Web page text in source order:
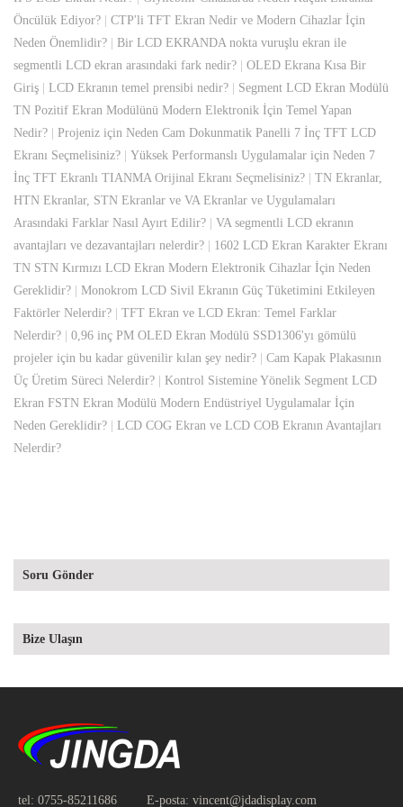
Öncülük Ediyor? | CTP'li TFT Ekran Nedir ve Modern Cihazlar İçin
Neden Önemlidir? | Bir LCD EKRANDA nokta vuruşlu ekran ile
segmentli LCD ekran arasındaki fark nedir? | OLED Ekrana Kısa Bir
Giriş | LCD Ekranın temel prensibi nedir? | Segment LCD Ekran Modülü
TN Pozitif Ekran Modülünü Modern Elektronik İçin Temel Yapan
Nedir? | Projeniz için Neden Cam Dokunmatik Panelli 7 İnç TFT LCD
Ekranı Seçmelisiniz? | Yüksek Performanslı Uygulamalar için Neden 7
İnç TFT Ekranlı TIANMA Orijinal Ekranı Seçmelisiniz? | TN Ekranlar,
HTN Ekranlar, STN Ekranlar ve VA Ekranlar ve Uygulamaları
Arasındaki Farklar Nasıl Ayırt Edilir? | VA segmentli LCD ekranın
avantajları ve dezavantajları nelerdir? | 1602 LCD Ekran Karakter Ekranı
TN STN Kırmızı LCD Ekran Modern Elektronik Cihazlar İçin Neden
Gereklidir? | Monokrom LCD Sivil Ekranın Güç Tüketimini Etkileyen
Faktörler Nelerdir? | TFT Ekran ve LCD Ekran: Temel Farklar
Nelerdir? | 0,96 inç PM OLED Ekran Modülü SSD1306'yı gömülü
projeler için bu kadar güvenilir kılan şey nedir? | Cam Kapak Plakasının
Üç Üretim Süreci Nelerdir? | Kontrol Sistemine Yönelik Segment LCD
Ekran FSTN Ekran Modülü Modern Endüstriyel Uygulamalar İçin
Neden Gereklidir? | LCD COG Ekran ve LCD COB Ekranın Avantajları
Nelerdir?
Soru Gönder
Bize Ulaşın
tel: 0755-85211686 E-posta: vincent@jdadisplay.com